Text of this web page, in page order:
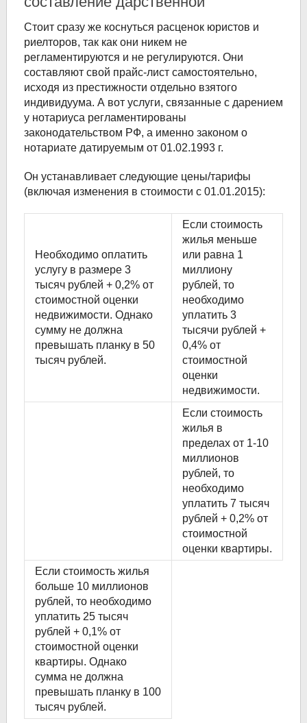
Стоит сразу же коснуться расценок юристов и
риелторов, так как они никем не
регламентируются и не регулируются. Они
составляют свой прайс-лист самостоятельно,
исходя из престижности отдельно взятого
индивидуума. А вот услуги, связанные с дарением
у нотариуса регламентированы
законодательством РФ, а именно законом о
нотариате датируемым от 01.02.1993 г.
Он устанавливает следующие цены/тарифы
(включая изменения в стоимости с 01.01.2015):
Необходимо оплатить
услугу в размере 3
тысяч рублей + 0,2% от
стоимостной оценки
недвижимости. Однако
сумму не должна
превышать планку в 50
тысяч рублей.
Если стоимость
жилья меньше
или равна 1
миллиону
рублей, то
необходимо
уплатить 3
тысячи рублей +
0,4% от
стоимостной
оценки
недвижимости.
Если стоимость
жилья в
пределах от 1-10
миллионов
рублей, то
необходимо
уплатить 7 тысяч
рублей + 0,2% от
стоимостной
оценки квартиры.
Если стоимость жилья
больше 10 миллионов
рублей, то необходимо
уплатить 25 тысяч
рублей + 0,1% от
стоимостной оценки
квартиры. Однако
сумма не должна
превышать планку в 100
тысяч рублей.